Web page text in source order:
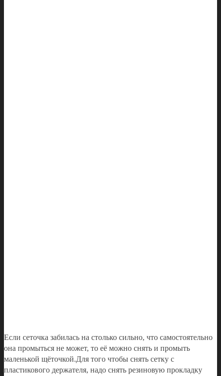
Если сеточка забилась на столько сильно, что самостоятельно
она промыться не может, то её можно снять и промыть
маленькой щёточкой.Для того чтобы снять сетку с
пластикового держателя, надо снять резиновую прокладку